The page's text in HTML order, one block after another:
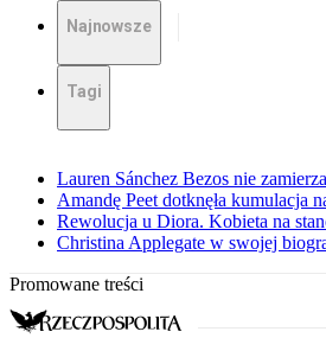
Najnowsze
Tagi
Lauren Sánchez Bezos nie
Amandę Peet dotknęła kumulacja
Rewolucja u Diora. Kobieta na
Christina Applegate w swojej
Promowane treści